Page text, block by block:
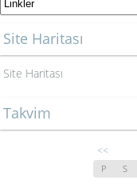
Site Haritası
Site Haritası
Takvim
<<
P S